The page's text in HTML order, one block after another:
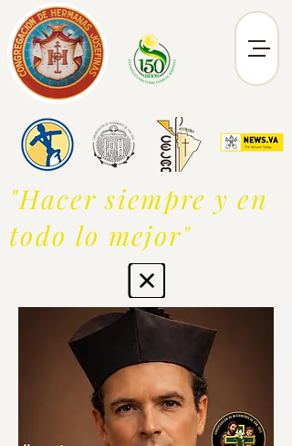
"Hacer siempre y en
todo lo mejor"